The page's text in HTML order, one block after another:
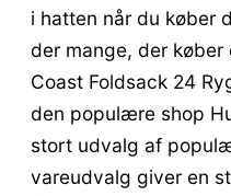
i hatten når du køber
der mange, der køber
Coast Foldsack 24
den populære shop
stort udvalg af
vareudvalg giver en